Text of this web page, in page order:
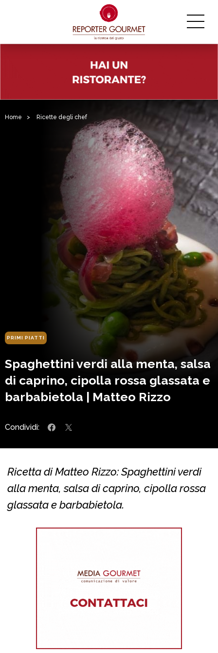
Home > Ricette degli chef
PRIMI PIATTI
Spaghettini verdi alla menta, salsa
di caprino, cipolla rossa glassata e
barbabietola | Matteo Rizzo
Condividi:
Ricetta di Matteo Rizzo: Spaghettini verdi
alla menta, salsa di caprino, cipolla rossa
glassata e barbabietola.